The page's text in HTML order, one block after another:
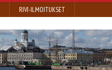
RIVI-ILMOITUKSET